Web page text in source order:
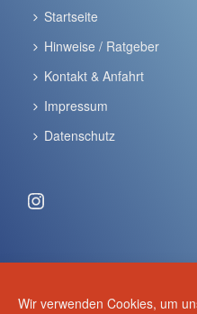
Wir verwenden Cookies, um
Startseite
Hinweise / Ratgeber
Kontakt & Anfahrt
Impressum
Datenschutz
Instagram
Volker Schulze